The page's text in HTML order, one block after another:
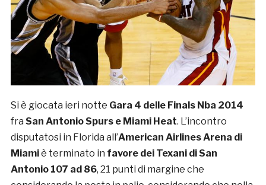
Si è giocata ieri notte Gara 4 delle Finals Nba 2014
fra San Antonio Spurs e Miami Heat. L’incontro
disputatosi in Florida all’American Airlines Arena di
Miamiè terminato in favore dei Texani di San
Antonio 107 ad 86, 21 punti di margine che